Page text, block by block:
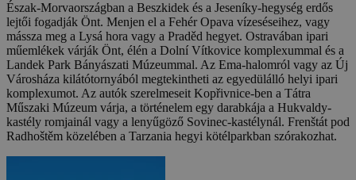
Észak-Morvaországban a Beszkidek és a Jeseníky-hegység erdős
lejtői fogadják Önt. Menjen el a Fehér Opava vízeséseihez, vagy
mássza meg a Lysá hora vagy a Praděd hegyet. Ostravában ipari
műemlékek várják Önt, élén a Dolní Vítkovice komplexummal és a
Landek Park Bányászati Múzeummal. Az Ema-halomról vagy az Új
Városháza kilátótornyából megtekintheti az egyedülálló helyi ipari
komplexumot. Az autók szerelmeseit Kopřivnice-ben a Tátra
Műszaki Múzeum várja, a történelem egy darabkája a Hukvaldy-
kastély romjainál vagy a lenyűgöző Sovinec-kastélynál. Frenštát pod
Radhoštěm közelében a Tarzania hegyi kötélparkban szórakozhat.